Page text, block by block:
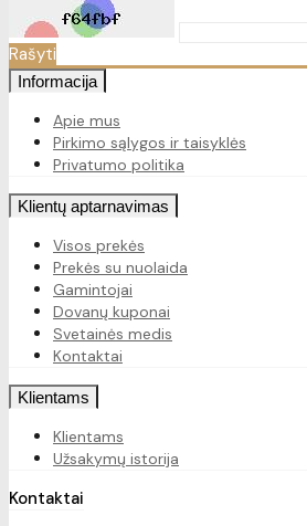
Rašyti
Informacija
Apie mus
Pirkimo sąlygos ir taisyklės
Privatumo politika
Klientų aptarnavimas
Visos prekės
Prekės su nuolaida
Gamintojai
Dovanų kuponai
Svetainės medis
Kontaktai
Klientams
Klientams
Užsakymų istorija
Kontaktai